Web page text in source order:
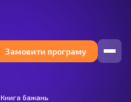
Замовити програму
Книга бажань